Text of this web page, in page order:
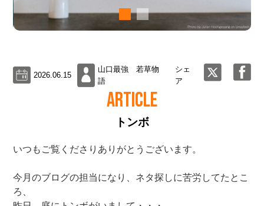
2026.06.15
山口最強 若草物
語
シェ
ア
ARTICLE
トンボ